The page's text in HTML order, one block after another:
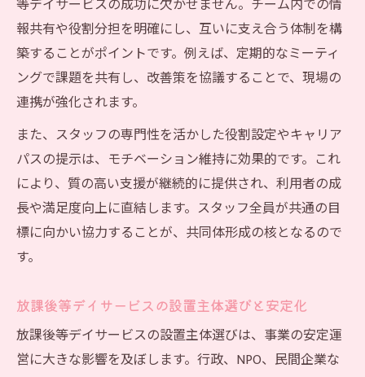
等デイサービスの成功に欠かせません。チーム内での情
報共有や役割分担を明確にし、互いに支え合う体制を構
築することがポイントです。例えば、定期的なミーティ
ングで課題を共有し、改善策を協議することで、現場の
連携が強化されます。
また、スタッフの専門性を活かした役割設定やキャリア
パスの提示は、モチベーション維持に効果的です。これ
により、質の高い支援が継続的に提供され、利用者の成
長や満足度向上に直結します。スタッフ全員が共通の目
標に向かい協力することが、共同体形成の核となるので
す。
放課後等デイサービスの設置主体選びと安定化
放課後等デイサービスの設置主体選びは、事業の安定運
営に大きな影響を及ぼします。行政、NPO、民間企業な